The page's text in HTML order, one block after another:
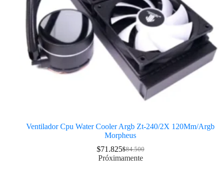
Ventilador Cpu Water Cooler Argb Zt-240/2X 120Mm/Argb
Morpheus
$84.500
$71.825
Próximamente